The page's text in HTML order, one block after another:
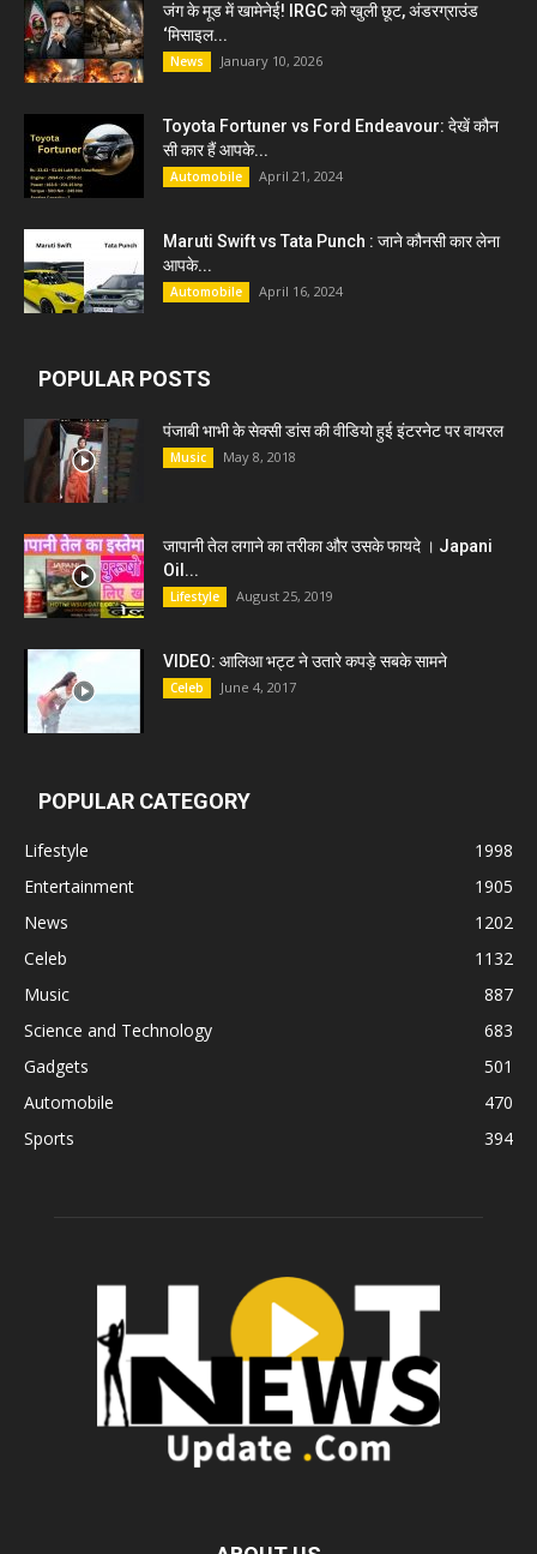
जंग के मूड में खामेनेई! IRGC को खुली छूट, अंडरग्राउंड
‘मिसाइल...
News January 10, 2026
Toyota Fortuner vs Ford Endeavour: देखें कौन
सी कार हैं आपके...
Automobile April 21, 2024
Maruti Swift vs Tata Punch : जाने कौनसी कार लेना
आपके...
Automobile April 16, 2024
POPULAR POSTS
पंजाबी भाभी के सेक्सी डांस की वीडियो हुई इंटरनेट पर वायरल
Music May 8, 2018
जापानी तेल लगाने का तरीका और उसके फायदे । Japani
Oil...
Lifestyle August 25, 2019
VIDEO: आलिआ भट्ट ने उतारे कपड़े सबके सामने
Celeb June 4, 2017
POPULAR CATEGORY
Lifestyle
1998
Entertainment
1905
News
1202
Celeb
1132
Music
887
Science and Technology
683
Gadgets
501
Automobile
470
Sports
394